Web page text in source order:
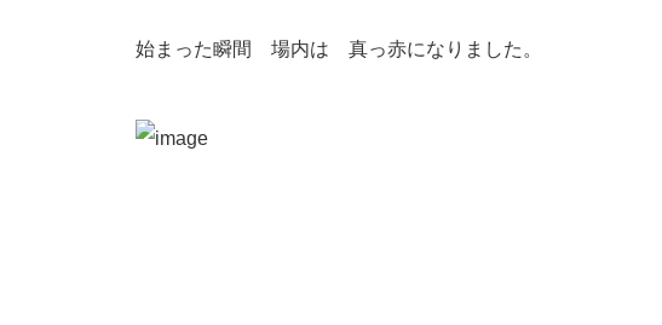
始まった瞬間 場内は 真っ赤になりました。